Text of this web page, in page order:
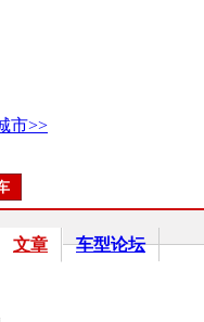
市>>
文章 车型论坛